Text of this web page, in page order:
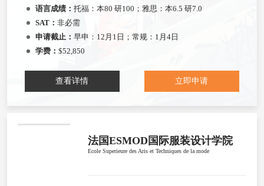
语言成绩： 托福：本80 研100；雅思：本6.5 研7.0
SAT： 非必需
申请截止： 早申：12月1日；常规：1月4日
学费： $52,850
查看详情 立即申请
法国ESMOD国际服装设计学院
Ecole Superieure des Aris et Techniques de la mode